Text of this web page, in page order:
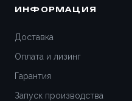
ИНФОРМАЦИЯ
Доставка
Оплата и лизинг
Гарантия
Запуск производства